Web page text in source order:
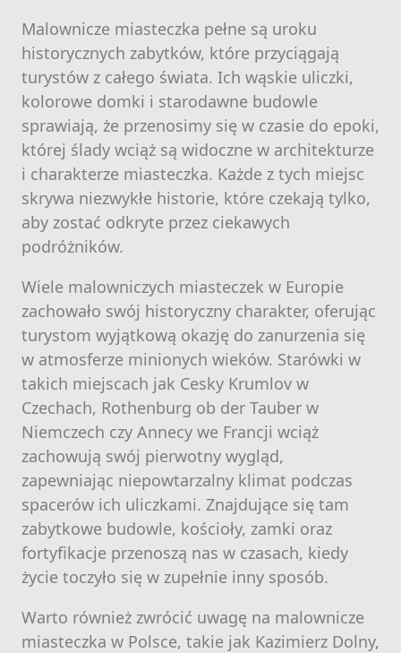
Malownicze miasteczka pełne są uroku
historycznych zabytków, które przyciągają
turystów z całego świata. Ich wąskie uliczki,
kolorowe domki i starodawne budowle
sprawiają, że przenosimy się w czasie do epoki,
której ślady wciąż są widoczne w architekturze
i charakterze miasteczka. Każde z tych miejsc
skrywa niezwykłe historie, które czekają tylko,
aby zostać odkryte przez ciekawych
podróżników.
Wiele malowniczych miasteczek w Europie
zachowało swój historyczny charakter, oferując
turystom wyjątkową okazję do zanurzenia się
w atmosferze minionych wieków. Starówki w
takich miejscach jak Cesky Krumlov w
Czechach, Rothenburg ob der Tauber w
Niemczech czy Annecy we Francji wciąż
zachowują swój pierwotny wygląd,
zapewniając niepowtarzalny klimat podczas
spacerów ich uliczkami. Znajdujące się tam
zabytkowe budowle, kościoły, zamki oraz
fortyfikacje przenoszą nas w czasach, kiedy
życie toczyło się w zupełnie inny sposób.
Warto również zwrócić uwagę na malownicze
miasteczka w Polsce, takie jak Kazimierz Dolny,